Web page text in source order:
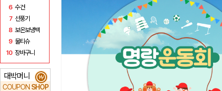
6 수건
7 선풍기
8 보온보냉백
9 물티슈
10 장바구니
대박머니
COUPON SHOP
₩